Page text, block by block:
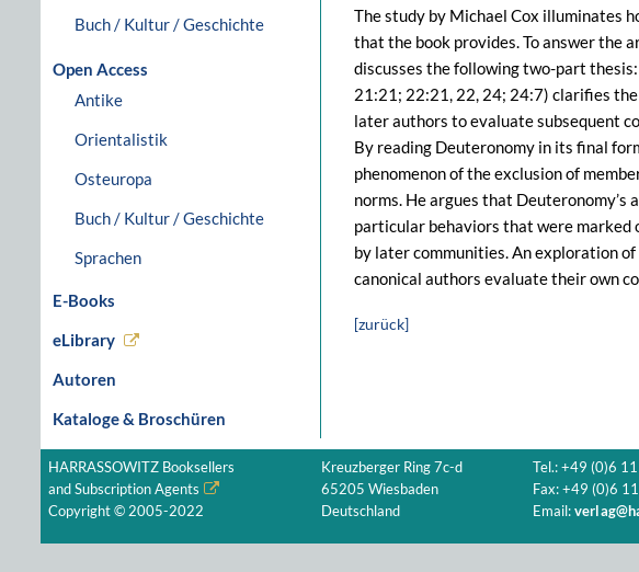
Buch / Kultur / Geschichte
Open Access
Antike
Orientalistik
Osteuropa
Buch / Kultur / Geschichte
Sprachen
E-Books
eLibrary
Autoren
Kataloge & Broschüren
The study by Michael Cox illuminates
that the book provides. To answer the
discusses the following two-part
21:21; 22:21, 22, 24; 24:7) clarifies
later authors to evaluate subsequent
By reading Deuteronomy in its final
phenomenon of the exclusion of
norms. He argues that
particular behaviors that were marked
by later communities. An exploration
canonical authors evaluate their own
[zurück]
HARRASSOWITZ Booksellers
and Subscription Agents
Copyright © 2005-2022
Kreuzberger Ring 7c-d
65205 Wiesbaden
Deutschland
Tel.: +49 (0)6
Fax: +49 (0)6
Email: